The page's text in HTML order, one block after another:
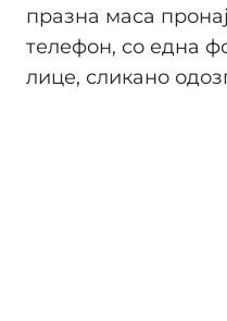
празна маса
телефон, со една
лице, сликано